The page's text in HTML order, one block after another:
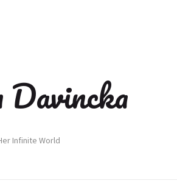
Infinite World